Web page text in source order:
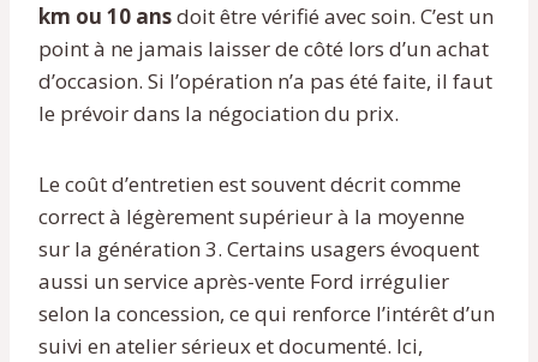
km ou 10 ansdoit être vérifié avec soin. C’est un
point à ne jamais laisser de côté lors d’un achat
d’occasion. Si l’opération n’a pas été faite, il faut
le prévoir dans la négociation du prix.
Le coût d’entretien est souvent décrit comme
correct à légèrement supérieur à la moyenne
sur la génération 3. Certains usagers évoquent
aussi un service après-vente Ford irrégulier
selon la concession, ce qui renforce l’intérêt d’un
suivi en atelier sérieux et documenté. Ici,